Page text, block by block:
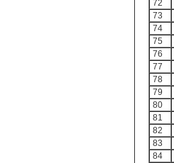
72
73
74
75
76
77
78
79
80
81
82
83
84